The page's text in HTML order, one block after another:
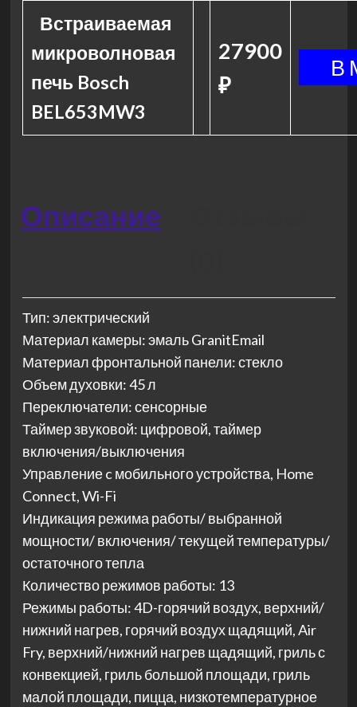
Встраиваемая
микроволновая
печь Bosch
BEL653MW3
27900
₽
Описание
Тип: электрический
Материал камеры: эмаль GranitEmail
Материал фронтальной панели: стекло
Объем духовки: 45 л
Переключатели: сенсорные
Таймер звуковой: цифровой, таймер
включения/выключения
Управление c мобильного устройства, Home
Connect, Wi-Fi
Индикация режима работы/ выбранной
мощности/ включения/ текущей температуры/
остаточного тепла
Количество режимов работы: 13
Режимы работы: 4D-горячий воздух, верхний/
нижний нагрев, горячий воздух щадящий, Air
Fry, верхний/нижний нагрев щадящий, гриль с
конвекцией, гриль большой площади, гриль
малой площади, пицца, низкотемпературное